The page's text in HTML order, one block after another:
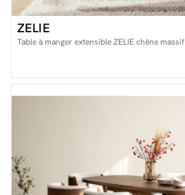
ZELIE
Table à manger extensible ZELIE chêne massif